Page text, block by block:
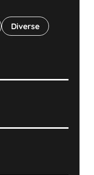
Diverse